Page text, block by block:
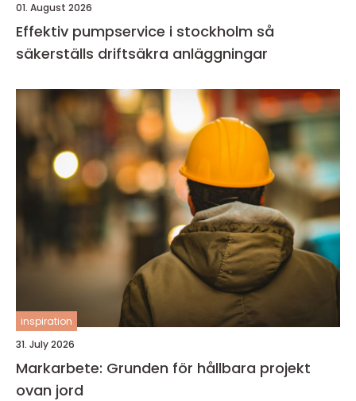
01. August 2026
Effektiv pumpservice i stockholm så
säkerställs driftsäkra anläggningar
inspiration
31. July 2026
Markarbete: Grunden för hållbara projekt
ovan jord